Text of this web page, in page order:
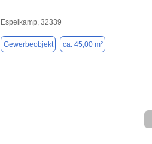
Espelkamp, 32339
Gewerbeobjekt ca. 45,00 m²